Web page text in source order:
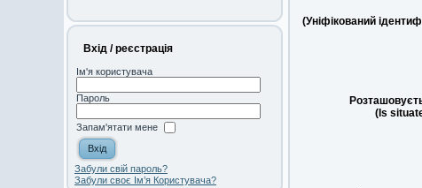
Вхід / реєстрація
Ім'я користувача
Пароль
Запам'ятати мене
Забули свій пароль?
Забули своє Ім’я Користувача?
(Уніфікований
(Is